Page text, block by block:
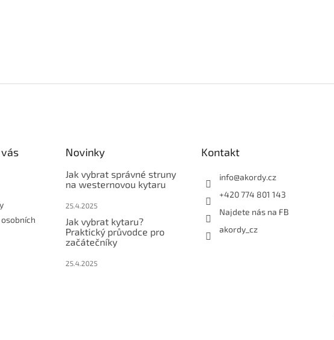
Novinky
Jak vybrat správné struny
na westernovou kytaru
25.4.2025
Jak vybrat kytaru?
Praktický průvodce pro
začátečníky
25.4.2025
Kontakt
info@akordy.cz
+420 774 801 143
Najdete nás na FB
akordy_cz